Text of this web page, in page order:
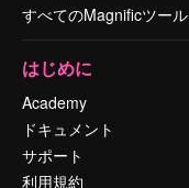
すべてのMagnificツール
はじめに
Academy
ドキュメント
サポート
利用規約